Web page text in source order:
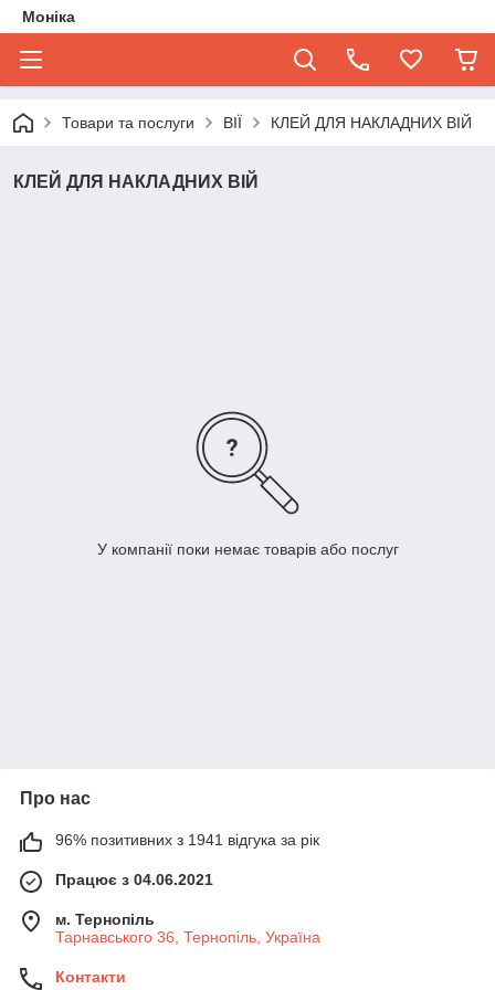
Моніка
Товари та послуги ВІЇ КЛЕЙ ДЛЯ НАКЛАДНИХ ВІЙ
КЛЕЙ ДЛЯ НАКЛАДНИХ ВІЙ
У компанії поки немає товарів або послуг
Про нас
96% позитивних з 1941 відгука за рік
Працює з 04.06.2021
м. Тернопіль
Тарнавського 36, Тернопіль, Україна
Контакти